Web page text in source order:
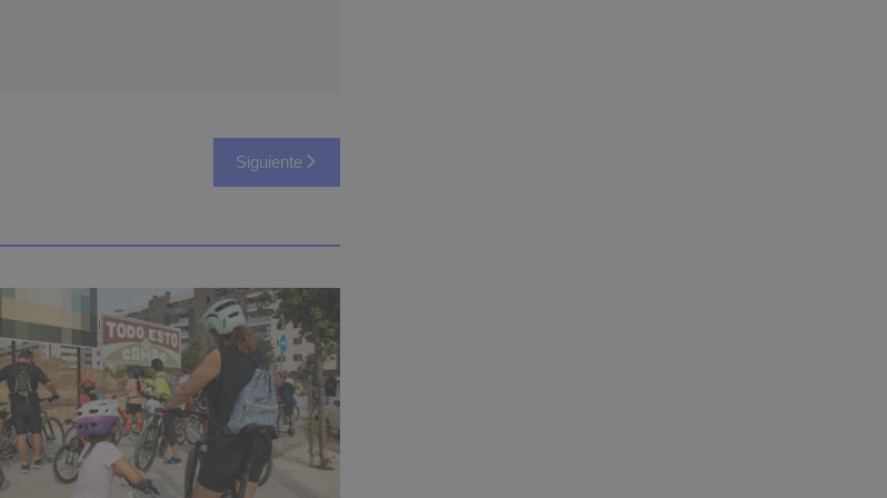
Siguiente